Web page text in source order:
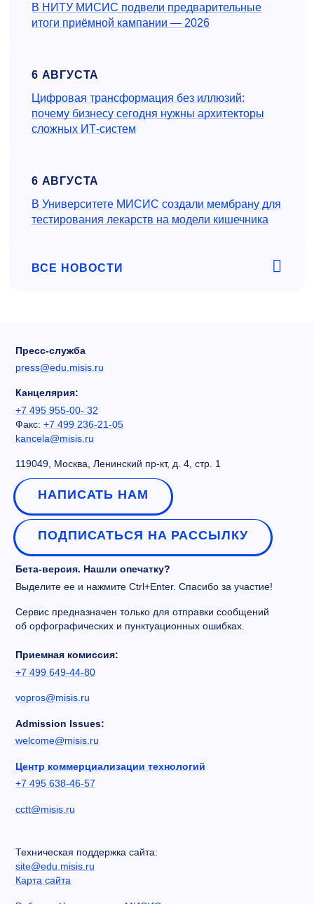
В НИТУ МИСИС подвели предварительные
итоги приёмной кампании — 2026
6 АВГУСТА
Цифровая трансформация без иллюзий:
почему бизнесу сегодня нужны архитекторы
сложных ИТ-систем
6 АВГУСТА
В Университете МИСИС создали мембрану для
тестирования лекарств на модели кишечника
ВСЕ НОВОСТИ
Пресс-служба
press@edu.misis.ru
Канцелярия:
+7 495 955-00- 32
Факс: +7 499 236-21-05
kancela@misis.ru
119049, Москва, Ленинский пр-кт, д. 4, стр. 1
НАПИСАТЬ НАМ
ПОДПИСАТЬСЯ НА РАССЫЛКУ
Бета-версия. Нашли опечатку?
Выделите ее и нажмите Ctrl+Enter. Спасибо за участие!
Сервис предназначен только для отправки сообщений
об орфографических и пунктуационных ошибках.
Приемная комиссия:
+7 499 649-44-80
vopros@misis.ru
Admission Issues:
welcome@misis.ru
Центр коммерциализации технологий
+7 495 638-46-57
cctt@misis.ru
Техническая поддержка сайта:
site@edu.misis.ru
Карта сайта